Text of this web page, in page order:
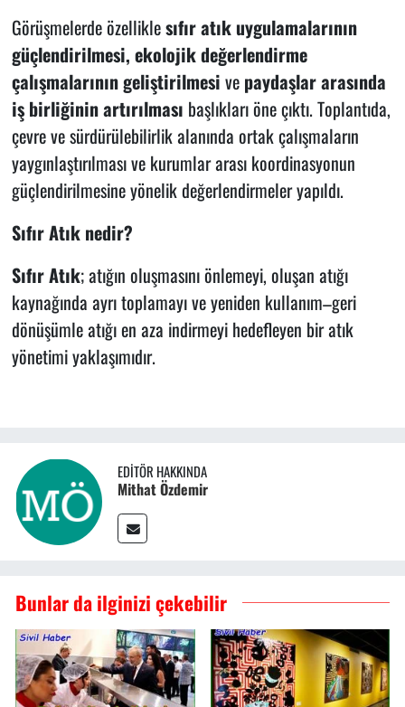
Görüşmelerde özelliklesıfır atık uygulamalarının
güçlendirilmesi, ekolojik değerlendirme
çalışmalarının geliştirilmesi ve paydaşlar arasında
iş birliğinin artırılması başlıkları öne çıktı. Toplantıda,
çevre ve sürdürülebilirlik alanında ortak çalışmaların
yaygınlaştırılması ve kurumlar arası koordinasyonun
güçlendirilmesine yönelik değerlendirmeler yapıldı.
Sıfır Atık nedir?
Sıfır Atık; atığın oluşmasını önlemeyi, oluşan atığı
kaynağında ayrı toplamayı ve yeniden kullanım–geri
dönüşümle atığı en aza indirmeyi hedefleyen bir atık
yönetimi yaklaşımıdır.
EDITÖR HAKKINDA
Mithat Özdemir
Bunlar da ilginizi çekebilir